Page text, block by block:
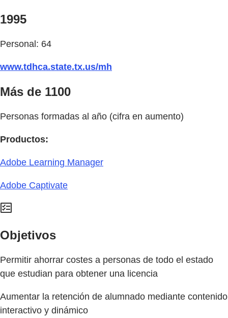
1995
Personal: 64
www.tdhca.state.tx.us/mh
Más de 1100
Personas formadas al año (cifra en aumento)
Productos:
Adobe Learning Manager
Adobe Captivate
Objetivos
Permitir ahorrar costes a personas de todo el estado
que estudian para obtener una licencia
Aumentar la retención de alumnado mediante contenido
interactivo y dinámico